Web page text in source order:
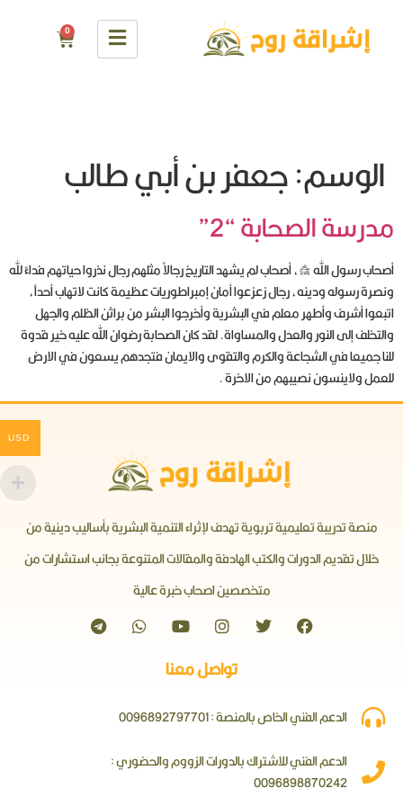
0
الوسم:جعفر بن أبي طالب
مدرسة الصحابة “2”
أصحاب رسول الله صلى الله عليه وسلم، أصحاب لم يشهد التاريخ رجالاً مثلهم رجال نذروا حياتهم فداءً لله
ونصرة رسوله ودينه، رجال زعزعوا أمان إمبراطوريات عظيمة كانت لاتهاب أحداً،
اتبعوا أشرف وأطهر معلم في البشرية وأخرجوا البشر من براثن الظلم والجهل
والتخلف إلى النور والعدل والمساواة. لقد كان الصحابة رضوان الله عليه خير قدوة
للنا جميعا في الشجاعة والكرم والتقوى والايمان فتجدهم يسعون في الارض
للعمل ولاينسون نصيبهم من الاخرة .
منصة تدريبة تعليمية تربوية تهدف لإثراء التنمية البشرية بأساليب دينية من
خلال تقديم الدورات والكتب الهادفة والمقالات المتنوعة بجانب استشارات من
متخصصين اصحاب خبرة عالية
تواصل معنا
الدعم الفني الخاص بالمنصة : 0096892797701
الدعم الفني للاشتراك بالدورات الزووم والحضوري :
0096898870242
USD